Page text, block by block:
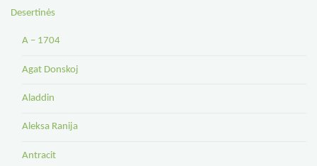
Desertinės
A – 1704
Agat Donskoj
Aladdin
Aleksa Ranija
Antracit